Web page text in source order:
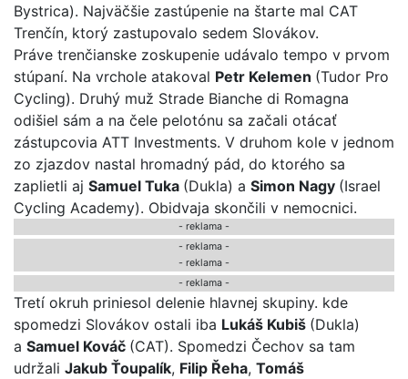
Bystrica). Najväčšie zastúpenie na štarte mal CAT
Trenčín, ktorý zastupovalo sedem Slovákov.
Práve trenčianske zoskupenie udávalo tempo v prvom
stúpaní. Na vrchole atakoval Petr Kelemen (Tudor Pro
Cycling). Druhý muž Strade Bianche di Romagna
odišiel sám a na čele pelotónu sa začali otácať
zástupcovia ATT Investments. V druhom kole v jednom
zo zjazdov nastal hromadný pád, do ktorého sa
zaplietli aj Samuel Tuka (Dukla) a Simon Nagy (Israel
Cycling Academy). Obidvaja skončili v nemocnici.
- reklama -
- reklama -
- reklama -
- reklama -
Tretí okruh priniesol delenie hlavnej skupiny. kde
spomedzi Slovákov ostali iba Lukáš Kubiš (Dukla)
a Samuel Kováč (CAT). Spomedzi Čechov sa tam
udržali Jakub Ťoupalík, Filip Řeha, Tomáš